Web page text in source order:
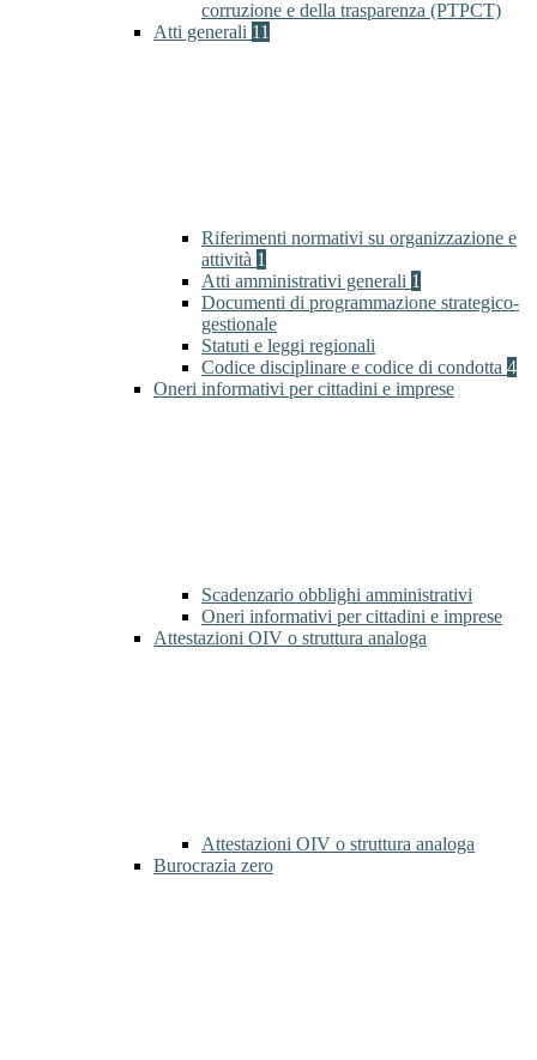
corruzione e della trasparenza (PTPCT)
Atti generali 11
Riferimenti normativi su organizzazione e
attività 1
Atti amministrativi generali 1
Documenti di programmazione strategico-
gestionale
Statuti e leggi regionali
Codice disciplinare e codice di condotta 4
Oneri informativi per cittadini e imprese
Scadenzario obblighi amministrativi
Oneri informativi per cittadini e imprese
Attestazioni OIV o struttura analoga
Attestazioni OIV o struttura analoga
Burocrazia zero